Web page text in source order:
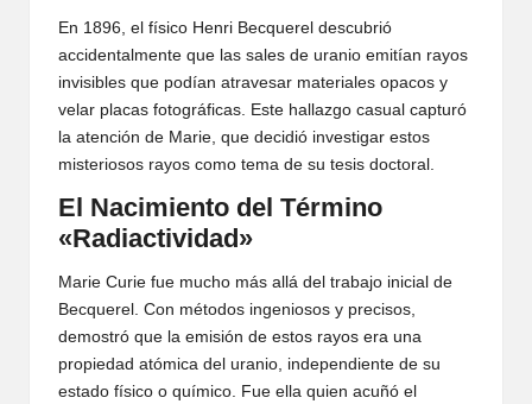
En 1896, el físico Henri Becquerel descubrió
accidentalmente que las sales de uranio emitían rayos
invisibles que podían atravesar materiales opacos y
velar placas fotográficas. Este hallazgo casual capturó
la atención de Marie, que decidió investigar estos
misteriosos rayos como tema de su tesis doctoral.
El Nacimiento del Término
«Radiactividad»
Marie Curie fue mucho más allá del trabajo inicial de
Becquerel. Con métodos ingeniosos y precisos,
demostró que la emisión de estos rayos era una
propiedad atómica del uranio, independiente de su
estado físico o químico. Fue ella quien acuñó el